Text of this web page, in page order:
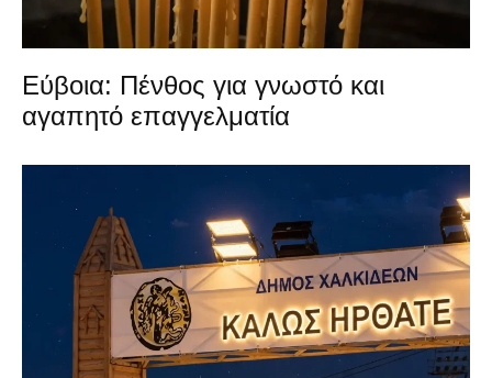
Εύβοια: Πένθος για γνωστό και
αγαπητό επαγγελματία